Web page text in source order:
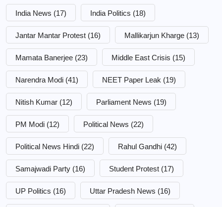
India News (17) India Politics (18)
Jantar Mantar Protest (16) Mallikarjun Kharge (13)
Mamata Banerjee (23) Middle East Crisis (15)
Narendra Modi (41) NEET Paper Leak (19)
Nitish Kumar (12) Parliament News (19)
PM Modi (12) Political News (22)
Political News Hindi (22) Rahul Gandhi (42)
Samajwadi Party (16) Student Protest (17)
UP Politics (16) Uttar Pradesh News (16)